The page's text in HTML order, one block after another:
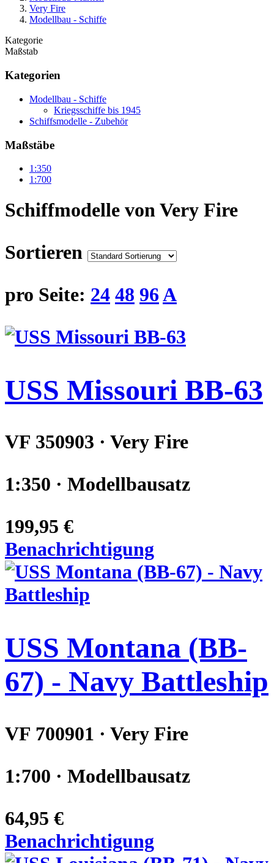
Very Fire
Modellbau - Schiffe
Kategorie
Maßstab
Kategorien
Modellbau - Schiffe
Kriegsschiffe bis 1945
Schiffsmodelle - Zubehör
Maßstäbe
1:350
1:700
Schiffmodelle von Very Fire
Sortieren
pro Seite: 24 48 96A
USS Missouri BB-63
VF 350903 · Very Fire
1:350 · Modellbausatz
199,95 €
Benachrichtigung
USS Montana (BB-
67) - Navy Battleship
VF 700901 · Very Fire
1:700 · Modellbausatz
64,95 €
Benachrichtigung